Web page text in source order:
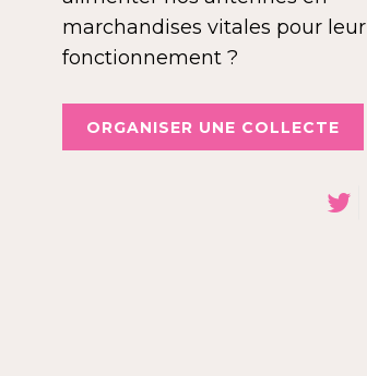
marchandises vitales pour leur
fonctionnement ?
ORGANISER UNE COLLECTE